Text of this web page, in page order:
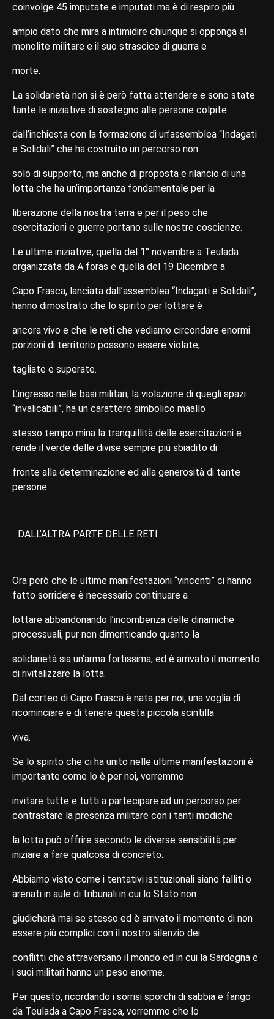
coinvolge 45 imputate e imputati ma è di respiro più
ampio dato che mira a intimidire chiunque si opponga al
monolite militare e il suo strascico di guerra e
morte.
La solidarietà non si è però fatta attendere e sono state
tante le iniziative di sostegno alle persone colpite
dall’inchiesta con la formazione di un’assemblea “Indagati
e Solidali” che ha costruito un percorso non
solo di supporto, ma anche di proposta e rilancio di una
lotta che ha un’importanza fondamentale per la
liberazione della nostra terra e per il peso che
esercitazioni e guerre portano sulle nostre coscienze.
Le ultime iniziative, quella del 1° novembre a Teulada
organizzata da A foras e quella del 19 Dicembre a
Capo Frasca, lanciata dall’assemblea “Indagati e Solidali”,
hanno dimostrato che lo spirito per lottare è
ancora vivo e che le reti che vediamo circondare enormi
porzioni di territorio possono essere violate,
tagliate e superate.
L’ingresso nelle basi militari, la violazione di quegli spazi
“invalicabili”, ha un carattere simbolico maallo
stesso tempo mina la tranquillità delle esercitazioni e
rende il verde delle divise sempre più sbiadito di
fronte alla determinazione ed alla generosità di tante
persone.
...DALL’ALTRA PARTE DELLE RETI
Ora però che le ultime manifestazioni “vincenti” ci hanno
fatto sorridere è necessario continuare a
lottare abbandonando l’incombenza delle dinamiche
processuali, pur non dimenticando quanto la
solidarietà sia un’arma fortissima, ed è arrivato il momento
di rivitalizzare la lotta.
Dal corteo di Capo Frasca è nata per noi, una voglia di
ricominciare e di tenere questa piccola scintilla
viva.
Se lo spirito che ci ha unito nelle ultime manifestazioni è
importante come lo è per noi, vorremmo
invitare tutte e tutti a partecipare ad un percorso per
contrastare la presenza militare con i tanti modiche
la lotta può offrire secondo le diverse sensibilità per
iniziare a fare qualcosa di concreto.
Abbiamo visto come i tentativi istituzionali siano falliti o
arenati in aule di tribunali in cui lo Stato non
giudicherà mai se stesso ed è arrivato il momento di non
essere più complici con il nostro silenzio dei
conflitti che attraversano il mondo ed in cui la Sardegna e
i suoi militari hanno un peso enorme.
Per questo, ricordando i sorrisi sporchi di sabbia e fango
da Teulada a Capo Frasca, vorremmo che lo